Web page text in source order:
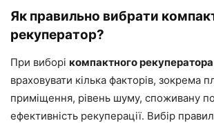
Як правильно вибрати
рекуператор?
При виборі компактного рекуператора
враховувати кілька факторів, зокрема
приміщення, рівень шуму, споживану
ефективність рекуперації. Вибір